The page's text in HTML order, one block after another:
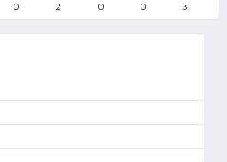
0 2 0 0 3